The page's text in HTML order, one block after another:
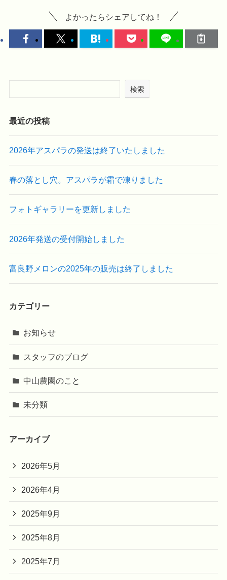
よかったらシェアしてね！
検索
最近の投稿
2026年アスパラの発送は終了いたしました
春の落とし穴。アスパラが霜で凍りました
フォトギャラリーを更新しました
2026年発送の受付開始しました
富良野メロンの2025年の販売は終了しました
カテゴリー
お知らせ
スタッフのブログ
中山農園のこと
未分類
アーカイブ
2026年5月
2026年4月
2025年9月
2025年8月
2025年7月